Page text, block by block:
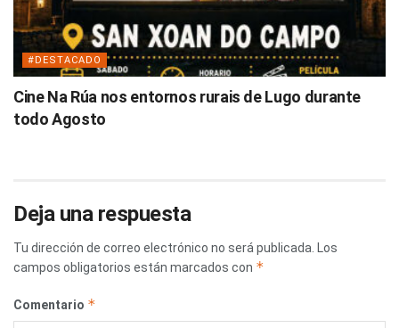
#DESTACADO
Cine Na Rúa nos entornos rurais de Lugo durante
todo Agosto
Deja una respuesta
Tu dirección de correo electrónico no será publicada.
Los
campos obligatorios están marcados con *
Comentario *